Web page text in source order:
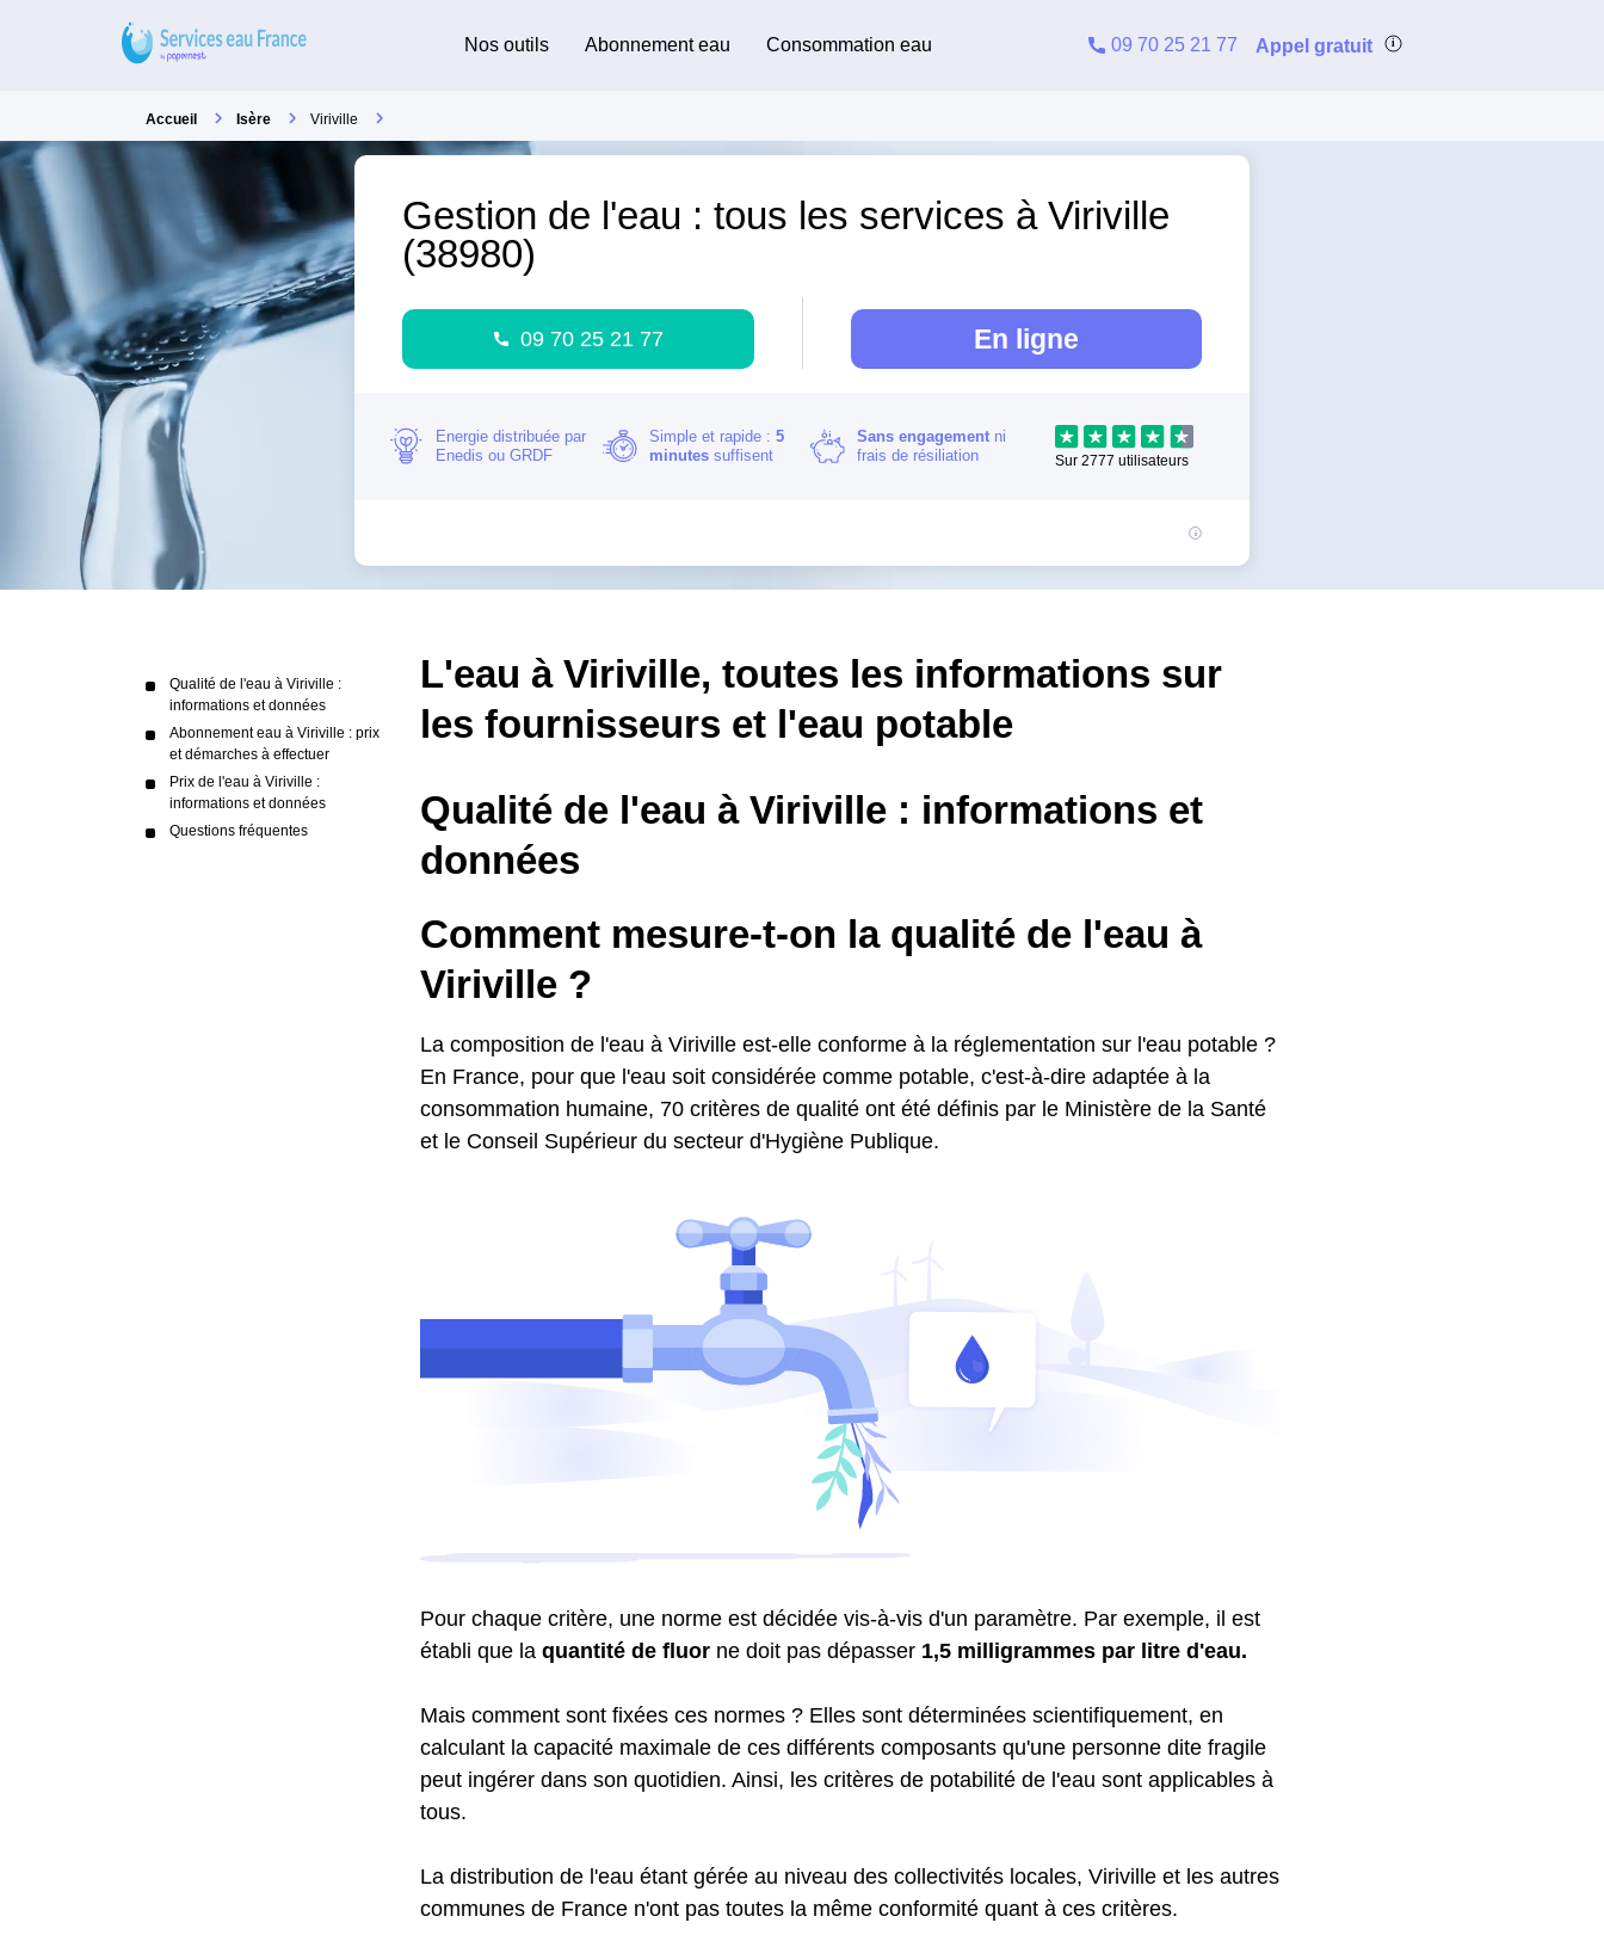
Nos outils Abonnement eau Consommation eau 09 70 25 21 77 Appel gratuit
Accueil Isère Viriville
Gestion de l'eau : tous les services à Viriville
(38980)
09 70 25 21 77 En ligne
Energie distribuée par
Enedis ou GRDF
Simple et rapide : 5
minutessuffisent
Sans engagementni
frais de résiliation
Sur 2777 utilisateurs
Qualité de l'eau à Viriville :
informations et données
Abonnement eau à Viriville : prix
et démarches à effectuer
Prix de l'eau à Viriville :
informations et données
Questions fréquentes
L'eau à Viriville, toutes les informations sur
les fournisseurs et l'eau potable
Qualité de l'eau à Viriville : informations et
données
Comment mesure-t-on la qualité de l'eau à
Viriville ?
La composition de l'eau à Viriville est-elle conforme à la réglementation sur l'eau potable ?
En France, pour que l'eau soit considérée comme potable, c'est-à-dire adaptée à la
consommation humaine, 70 critères de qualité ont été définis par le Ministère de la Santé
et le Conseil Supérieur du secteur d'Hygiène Publique.
Pour chaque critère, une norme est décidée vis-à-vis d'un paramètre. Par exemple, il est
établi que la quantité de fluor ne doit pas dépasser 1,5 milligrammes par litre d'eau.
Mais comment sont fixées ces normes ? Elles sont déterminées scientifiquement, en
calculant la capacité maximale de ces différents composants qu'une personne dite fragile
peut ingérer dans son quotidien. Ainsi, les critères de potabilité de l'eau sont applicables à
tous.
La distribution de l'eau étant gérée au niveau des collectivités locales, Viriville et les autres
communes de France n'ont pas toutes la même conformité quant à ces critères.